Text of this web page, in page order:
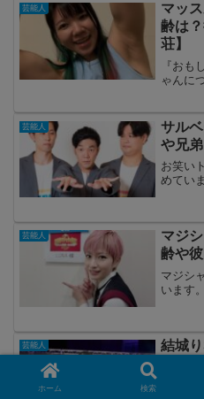
芸能人
マッ
齢は
荘】
『おも
ゃんに
芸能人
サル
や兄
お笑い
めてい
芸能人
マジ
齢や
マジシ
います。
芸能人
結城
妹は
ホーム 検索